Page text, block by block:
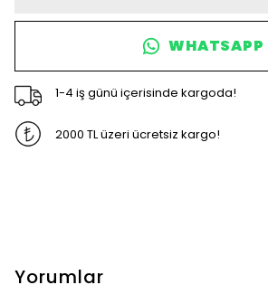
WHATSAPP
1-4 iş günü içerisinde kargoda!
2000 TL üzeri ücretsiz kargo!
Yorumlar